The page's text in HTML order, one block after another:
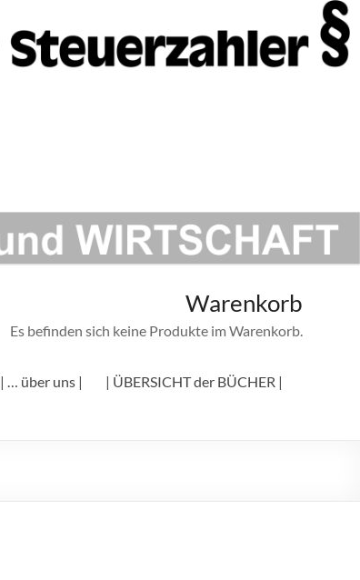
Warenkorb
Es befinden sich keine Produkte im Warenkorb.
| … über uns |
| ÜBERSICHT der BÜCHER |